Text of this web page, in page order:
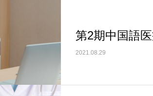
第2期中国語
2021.08.29